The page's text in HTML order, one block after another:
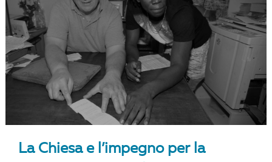
La Chiesa e l’impegno per la